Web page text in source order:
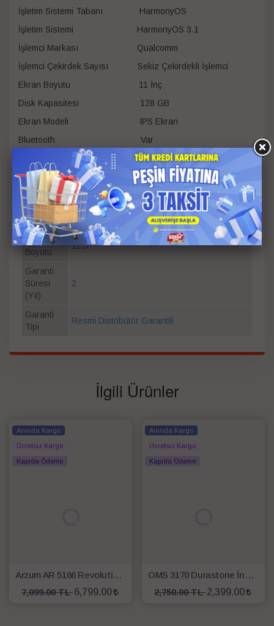
İşletim Sistemi Tabanı HarmonyOS
İşletim Sistemi HarmonyOS 3.1
İşlemci Markası Qualcomm
İşlemci Çekirdek Sayısı Sekiz Çekirdekli İşlemci
Ekran Boyutu 11 İnç
Disk Kapasitesi 128 GB
Ekran Modeli IPS Ekran
Bluetooth Var
Kamera Çift Kamera
RAM
8 GB
SSD
Harddisk
128 GB
Ekran
Boyutu
11.5
Garanti
Süresi
(Yıl)
2
Garanti
Tipi
Resmi Distribütör Garantili
İlgili Ürünler
Anında Kargo
Ücretsiz Kargo
Kapıda Ödeme
Arzum AR 5166 Revolution Hava Üflemeli Saç Şekillendirici
7,099.00 TL6,799.00
Anında Kargo
Ücretsiz Kargo
Kapıda Ödeme
OMS 3170 Durastone İndüksiyonlu 22 cm Peek Kaplamalı Derin Tencere
2,750.00 TL2,399.00